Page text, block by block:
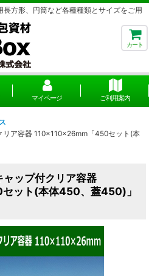
方形、円筒など各種種類とサイズをご用
カート
マイページ ご利用案内
ア容器 110×110×26mm「450セット(本
ップ付クリア容器
ット(本体450、蓋450)」